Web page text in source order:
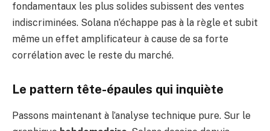
fondamentaux les plus solides subissent des ventes
indiscriminées. Solana n’échappe pas à la règle et subit
même un effet amplificateur à cause de sa forte
corrélation avec le reste du marché.
Le pattern tête-épaules qui inquiète
Passons maintenant à l’analyse technique pure. Sur le